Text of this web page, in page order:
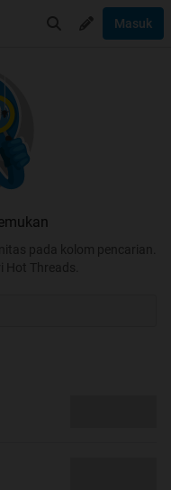
Masuk
pada kolom pencarian.
Hot Threads.